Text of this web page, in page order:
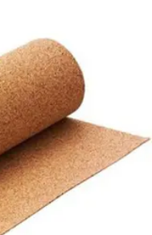
Aprendizaje Activo